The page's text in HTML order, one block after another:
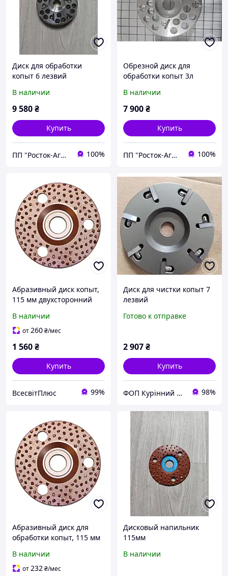
Диск для обработки
копыт 6 лезвий
В наличии
9 580₴
Купить
ПП "Росток-Агро.Х" 100%
Обрезной диск для
обработки копыт 3л
В наличии
7 900₴
Купить
ПП "Росток-Агро.Х" 100%
Абразивный диск копыт,
115 мм двухсторонний
В наличии
от260₴/мес
1 560₴
Купить
ВсесвітПлюс 99%
Диск для чистки копыт 7
лезвий
Готово к отправке
2 907₴
Купить
ФОП Курінний К.А. 98%
Абразивный диск для
обработки копыт, 115 мм
В наличии
от232₴/мес
Дисковый напильник
115мм
В наличии